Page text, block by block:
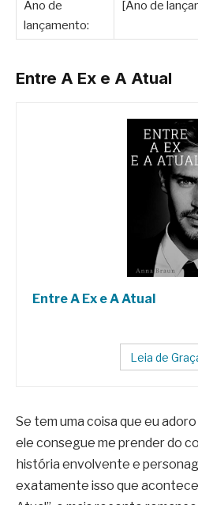
Ano de
lançamento:
[Ano de
Entre A Ex e A Atual
Entre A Ex e A Atual
Leia de
Se tem uma coisa que eu
ele consegue me prender do
história envolvente e
exatamente isso que